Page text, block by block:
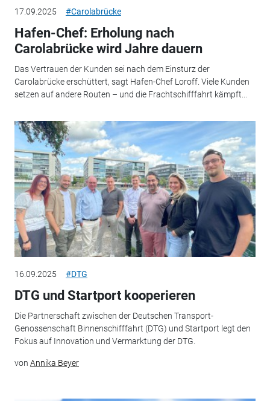
17.09.2025 #Carolabrücke
Hafen-Chef: Erholung nach
Carolabrücke wird Jahre dauern
Das Vertrauen der Kunden sei nach dem Einsturz der
Carolabrücke erschüttert, sagt Hafen-Chef Loroff. Viele Kunden
setzen auf andere Routen – und die Frachtschifffahrt kämpft...
16.09.2025 #DTG
DTG und Startport kooperieren
Die Partnerschaft zwischen der Deutschen Transport-
Genossenschaft Binnenschifffahrt (DTG) und Startport legt den
Fokus auf Innovation und Vermarktung der DTG.
von Annika Beyer